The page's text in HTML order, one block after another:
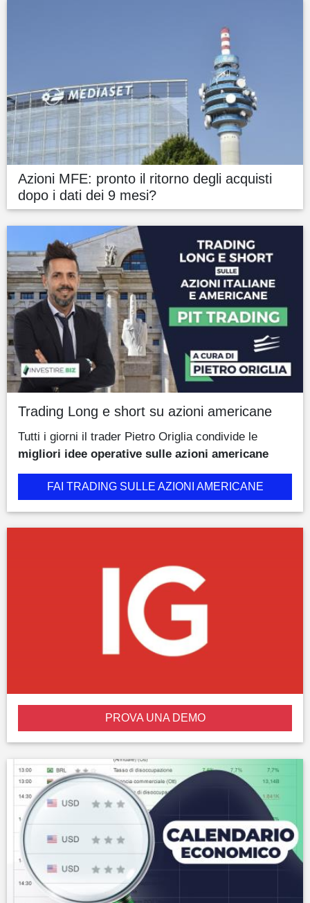
Azioni MFE: pronto il ritorno degli acquisti
dopo i dati dei 9 mesi?
Trading Long e short su azioni americane
Tutti i giorni il trader Pietro Origlia condivide le
migliori idee operative sulle azioni americane
FAI TRADING SULLE AZIONI AMERICANE
PROVA UNA DEMO